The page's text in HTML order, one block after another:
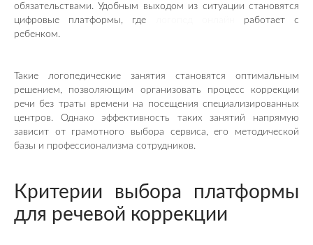
обязательствами. Удобным выходом из ситуации становятся
цифровые платформы, где
работает с
ребенком.
Такие логопедические занятия становятся оптимальным
решением, позволяющим организовать процесс коррекции
речи без траты времени на посещения специализированных
центров. Однако эффективность таких занятий напрямую
зависит от грамотного выбора сервиса, его методической
базы и профессионализма сотрудников.
Критерии выбора платформы
для речевой коррекции